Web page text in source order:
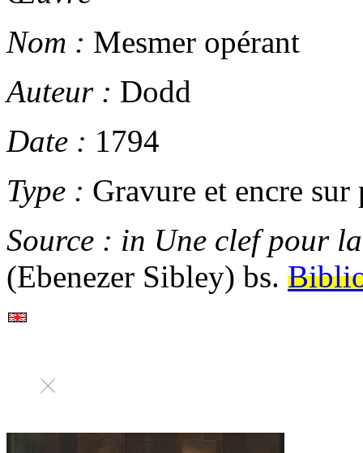
Nom : Mesmer opérant
Auteur : Dodd
Date : 1794
Type : Gravure et encre sur
Source : in Une clef pour
(Ebenezer Sibley) bs.